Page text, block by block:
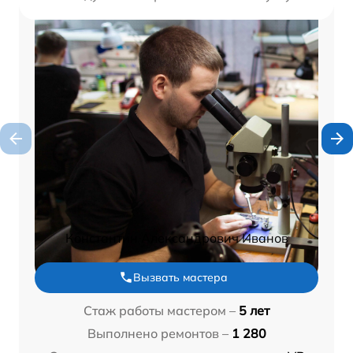
Константин Александрович Иванов
Вызвать мастера
Стаж работы мастером – 5 лет
Выполнено ремонтов – 1 280